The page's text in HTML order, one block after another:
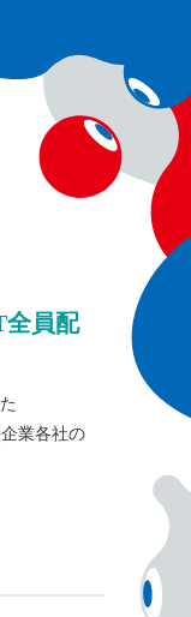
全員配
業各社の